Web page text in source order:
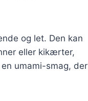
og let. Den kan
eller kikærter,
umami-smag, der